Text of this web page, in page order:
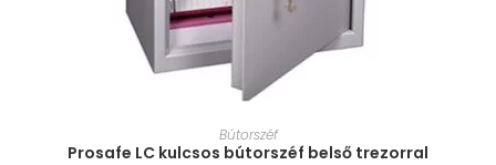
MÉRET VÁLASZTÁSA
Bútorszéf
Prosafe LC kulcsos bútorszéf belső trezorral